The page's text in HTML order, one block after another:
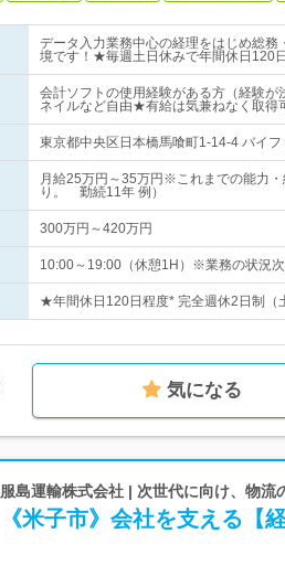
データ入力業務中心の経理をはじめ総
境です！★毎週土日休みで年間休日120
会計ソフトの使用経験がある方（経験
ネイルなど自由★有給は気兼ねなく取得
東京都中央区日本橋馬喰町1-14-4 バイ
月給25万円～35万円※これまでの能力
り。 勤続11年 例）
300万円～420万円
10:00～19:00（休憩1H）※業務の状況
★年間休日120日程度* 完全週休2日制（
気になる
服島運輸株式会社 | 次世代に向け、物流
《米子市》会社を支える